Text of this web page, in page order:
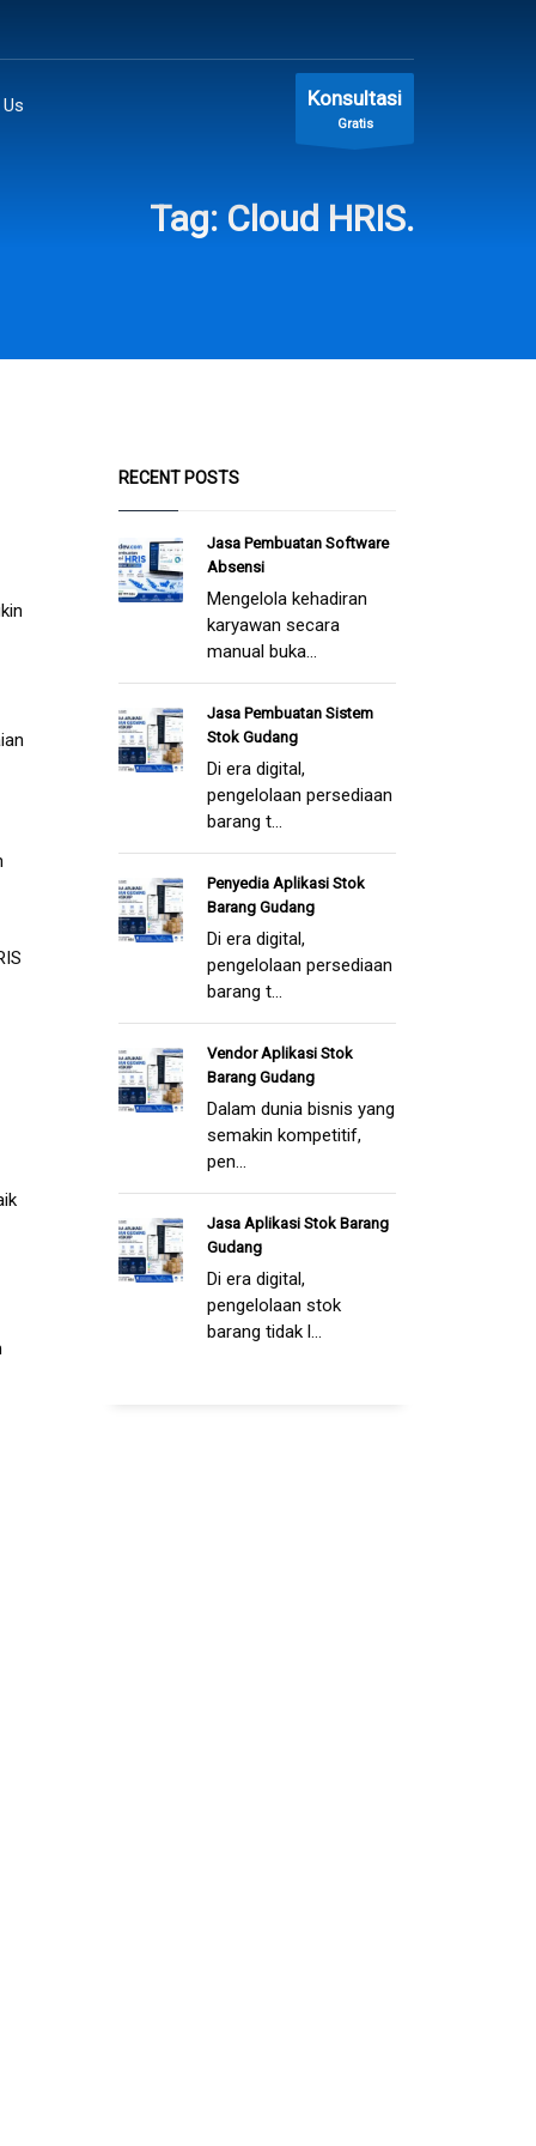
Konsultasi
Gratis
Tag: Cloud HRIS.
RECENT POSTS
Jasa Pembuatan Software
Absensi
Mengelola kehadiran
karyawan secara
manual buka...
Jasa Pembuatan Sistem
Stok Gudang
Di era digital,
pengelolaan persediaan
barang t...
Penyedia Aplikasi Stok
Barang Gudang
Di era digital,
pengelolaan persediaan
barang t...
Vendor Aplikasi Stok
Barang Gudang
Dalam dunia bisnis yang
semakin kompetitif,
pen...
Jasa Aplikasi Stok Barang
Gudang
Di era digital,
pengelolaan stok
barang tidak l...